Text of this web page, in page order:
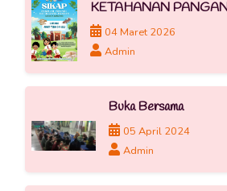
KETAHANAN
04 Maret 2026
Admin
Buka Bersama
05 April 2024
Admin